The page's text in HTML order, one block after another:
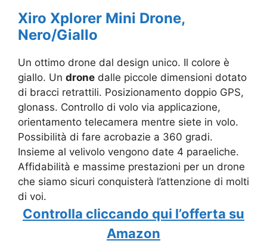
Xiro Xplorer Mini Drone,
Nero/Giallo
Un ottimo drone dal design unico. Il colore è
giallo. Un drone dalle piccole dimensioni dotato
di bracci retrattili. Posizionamento doppio GPS,
glonass. Controllo di volo via applicazione,
orientamento telecamera mentre siete in volo.
Possibilità di fare acrobazie a 360 gradi.
Insieme al velivolo vengono date 4 paraeliche.
Affidabilità e massime prestazioni per un drone
che siamo sicuri conquisterà l’attenzione di molti
di voi.
Controlla cliccando qui l’offerta su
Amazon